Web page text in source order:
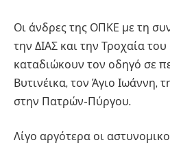
Οι άνδρες της ΟΠΚΕ με τη
την ΔΙΑΣ και την Τροχαία
καταδιώκουν τον οδηγό σε
Βυτινέικα, τον Άγιο Ιωάννη,
στην Πατρών-Πύργου.
Λίγο αργότερα οι